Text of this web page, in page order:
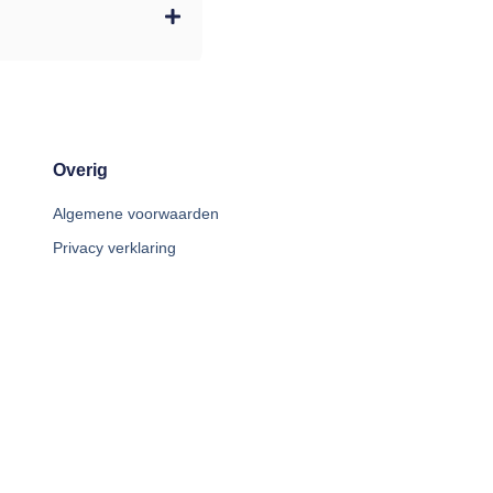
Overig
Algemene voorwaarden
Privacy verklaring